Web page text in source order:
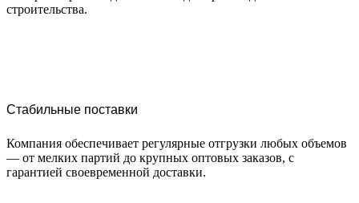
строительства.
Стабильные поставки
Компания обеспечивает регулярные отгрузки любых объемов
— от мелких партий до крупных оптовых заказов, с
гарантией своевременной доставки.